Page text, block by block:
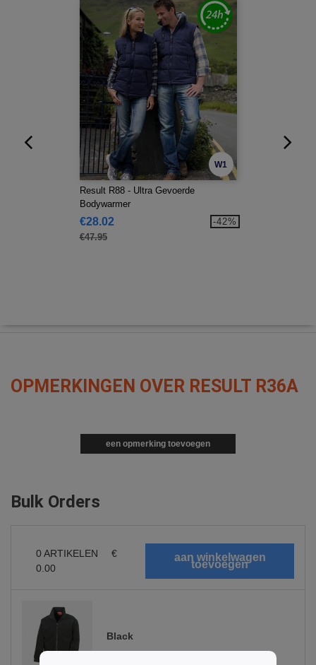
W1
Result R88 - Ultra Gevoerde
Bodywarmer
€28.02
€47.95
-42%
OPMERKINGEN OVER RESULT R36A
een opmerking toevoegen
Bulk Orders
0 ARTIKELEN
€
0.00
Black